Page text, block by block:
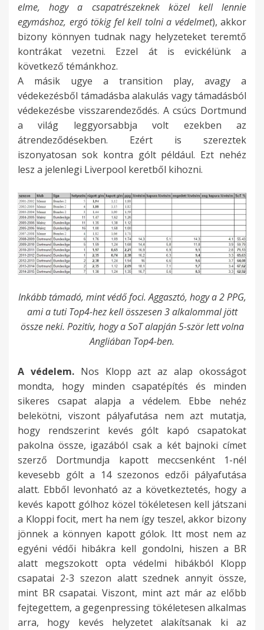
elme, hogy a csapatrészeknek közel kell lennie
egymáshoz, ergó tökig fel kell tolni a védelmet), akkor
bizony könnyen tudnak nagy helyzeteket teremtő
kontrákat vezetni. Ezzel át is evickélünk a
következő témánkhoz.
A másik ugye a transition play, avagy a
védekezésből támadásba alakulás vagy támadásból
védekezésbe visszarendeződés. A csúcs Dortmund
a világ leggyorsabbja volt ezekben az
átrendeződésekben. Ezért is szereztek
iszonyatosan sok kontra gólt például. Ezt nehéz
lesz a jelenlegi Liverpool keretből kihozni.
Inkább támadó, mint védő foci. Aggasztó, hogy a 2 PPG,
ami a tuti Top4-hez kell összesen 3 alkalommal jött
össze neki. Pozitív, hogy a SoT alapján 5-ször lett volna
Angliában Top4-ben.
A védelem.Nos Klopp azt az alap okosságot
mondta, hogy minden csapatépítés és minden
sikeres csapat alapja a védelem. Ebbe nehéz
belekötni, viszont pályafutása nem azt mutatja,
hogy rendszerint kevés gólt kapó csapatokat
pakolna össze, igazából csak a két bajnoki címet
szerző Dortmundja kapott meccsenként 1-nél
kevesebb gólt a 14 szezonos edzői pályafutása
alatt. Ebből levonható az a következtetés, hogy a
kevés kapott gólhoz közel tökéletesen kell játszani
a Kloppi focit, mert ha nem így teszel, akkor bizony
jönnek a könnyen kapott gólok. Itt most nem az
egyéni védői hibákra kell gondolni, hiszen a BR
alatt megszokott opta védelmi hibákból Klopp
csapatai 2-3 szezon alatt szednek annyit össze,
mint BR csapatai. Viszont, mint azt már az előbb
fejtegettem, a gegenpressing tökéletesen alkalmas
arra, hogy kevés helyzetet alakítsanak ki az